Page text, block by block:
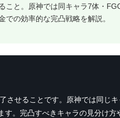
と。原神では同キャラ7体・
の効率的な完凸戦略を解説。
させることです。原神では同じ
。完凸すべきキャラの見分け方